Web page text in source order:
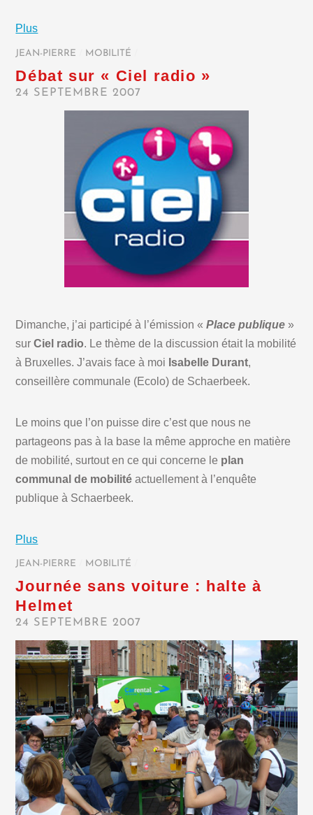
Plus
JEAN-PIERRE MOBILITÉ
Débat sur « Ciel radio »
24 SEPTEMBRE 2007
Dimanche, j’ai participé à l’émission «Place publique »
surCiel radio. Le thème de la discussion était la mobilité
à Bruxelles. J’avais face à moi Isabelle Durant,
conseillère communale (Ecolo) de Schaerbeek.
Le moins que l’on puisse dire c’est que nous ne
partageons pas à la base la même approche en matière
de mobilité, surtout en ce qui concerne le plan
communal de mobilité actuellement à l’enquête
publique à Schaerbeek.
Plus
JEAN-PIERRE MOBILITÉ
Journée sans voiture : halte à
Helmet
24 SEPTEMBRE 2007